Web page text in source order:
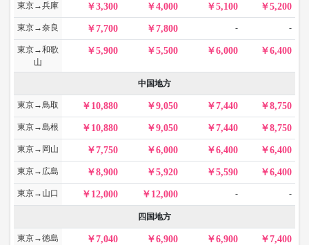
東京→兵庫 3,300 4,000 5,100 5,200
東京→奈良 7,700 7,800 - -
東京→和歌
山
5,900 5,500 6,000 6,400
中国地方
東京→鳥取 10,880 9,050 7,440 8,750
東京→島根 10,880 9,050 7,440 8,750
東京→岡山 7,750 6,000 6,400 6,400
東京→広島 8,900 5,920 5,590 6,400
東京→山口 12,000 12,000 - -
四国地方
東京→徳島 7,040 6,900 6,900 7,400